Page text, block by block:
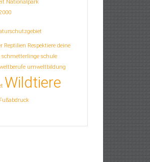
Nationalpark
Reptilien Respektiere deine
schmetterlinge schule
umweltbildung
Wildtiere